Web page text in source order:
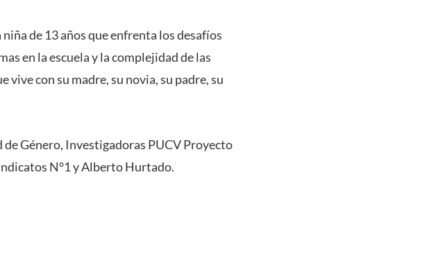
niña de 13 años que enfrenta los desafíos
en la escuela y la complejidad de las
con su madre, su novia, su padre, su
Género, Investigadoras PUCV Proyecto
N°1 y Alberto Hurtado.